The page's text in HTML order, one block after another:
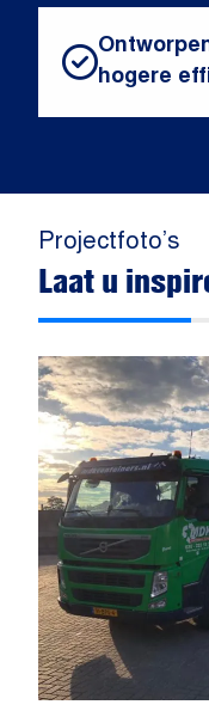
hogere
Projectfoto’s
Laat u